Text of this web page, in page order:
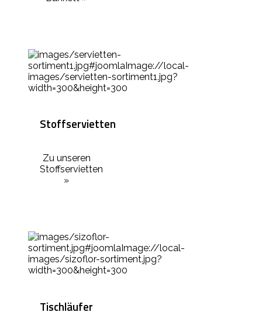
Stoffservietten
Zu unseren
Stoffservietten
»
Tischläufer